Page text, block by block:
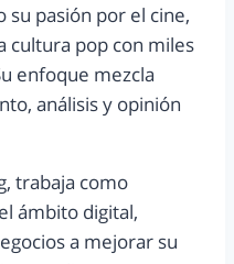
su pasión por el cine,
cultura pop con miles
enfoque mezcla
análisis y opinión
trabaja como
ámbito digital,
a mejorar su